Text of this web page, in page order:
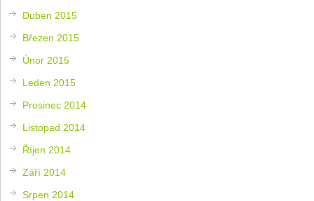
Duben 2015
Březen 2015
Únor 2015
Leden 2015
Prosinec 2014
Listopad 2014
Říjen 2014
Září 2014
Srpen 2014